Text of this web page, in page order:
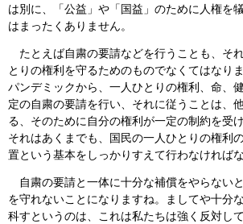
は別に、「公益」や「国益」のために人権を
はまったくありません。
たとえば自粛の要請などを行うことも、そ
とりの権利を守るためのものでなくてはなり
パンデミックから、一人ひとりの権利、命、
定の自粛の要請を行い、それに従うことは、
る、そのために自分の権利が一定の制約を受
それはあくまでも、国民の一人ひとりの権利
置という基本をしっかりすえて行わなければな
自粛の要請と一体に十分な補償をやらない
を守れないことになりますね。ましてや十分
科すというのは、これは私たちは強く反対し